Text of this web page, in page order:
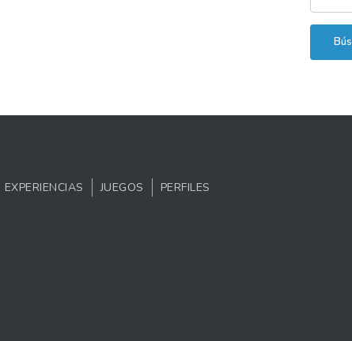
EXPERIENCIAS JUEGOS PERFILES